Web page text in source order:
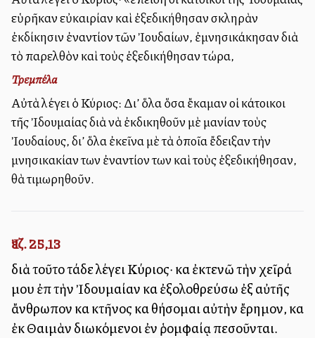
εὑρῆκαν εὐκαιρίαν καὶ ἐξεδικήθησαν σκληρὰν
ἐκδίκησιν ἐναντίον τῶν Ἰουδαίων, ἐμνησικάκησαν διὰ
τὸ παρελθὸν καὶ τοὺς ἐξεδικήθησαν τώρα,
Τρεμπέλα
Αὐτὰ λέγει ὁ Κύριος: Δι’ ὅλα ὅσα ἔκαμαν οἱ κάτοικοι
τῆς Ἰδουμαίας διὰ νὰ ἐκδικηθοῦν μὲ μανίαν τοὺς
Ἰουδαίους, δι’ ὅλα ἐκεῖνα μὲ τὰ ὁποῖα ἔδειξαν τὴν
μνησικακίαν των ἐναντίον των καὶ τοὺς ἐξεδικήθησαν,
θὰ τιμωρηθοῦν.
Ἰεζ. 25,13
διὰ τοῦτο τάδε λέγει Κύριος· καὶ ἐκτενῶ τὴν χεῖρά
μου ἐπὶ τὴν Ἰδουμαίαν καὶ ἐξολοθρεύσω ἐξ αὐτῆς
ἄνθρωπον καὶ κτῆνος καὶ θήσομαι αὐτὴν ἔρημον, καὶ
ἐκ Θαιμὰν διωκόμενοι ἐν ῥομφαίᾳ πεσοῦνται.